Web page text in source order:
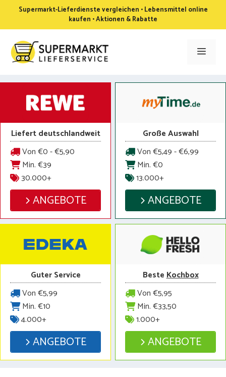
springen
Supermarkt-Lieferdienste vergleichen • Lebensmittel online
kaufen • Aktionen & Rabatte
Menü
Liefert deutschlandweit
Von €0 - €5,90
Min. €39
30.000+
ANGEBOTE
Große Auswahl
Von €5,49 - €6,99
Min. €0
13.000+
ANGEBOTE
Guter Service
Von €5,99
Min. €10
4.000+
ANGEBOTE
BesteKochbox
Von €5,95
Min. €33,50
1.000+
ANGEBOTE